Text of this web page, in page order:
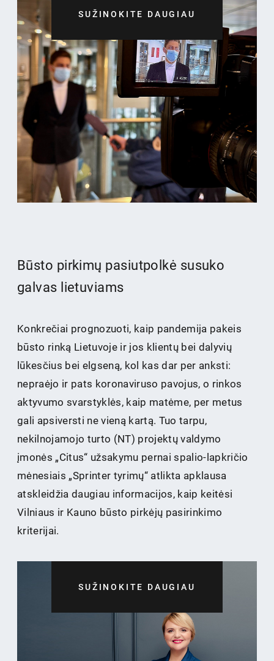
SUŽINOKITE DAUGIAU
Būsto pirkimų pasiutpolkė susuko
galvas lietuviams
Konkrečiai prognozuoti, kaip pandemija pakeis
būsto rinką Lietuvoje ir jos klientų bei dalyvių
lūkesčius bei elgseną, kol kas dar per anksti:
nepraėjo ir pats koronaviruso pavojus, o rinkos
aktyvumo svarstyklės, kaip matėme, per metus
gali apsiversti ne vieną kartą. Tuo tarpu,
nekilnojamojo turto (NT) projektų valdymo
įmonės „Citus“ užsakymu pernai spalio-lapkričio
mėnesiais „Sprinter tyrimų“ atlikta apklausa
atskleidžia daugiau informacijos, kaip keitėsi
Vilniaus ir Kauno būsto pirkėjų pasirinkimo
kriterijai.
SUŽINOKITE DAUGIAU